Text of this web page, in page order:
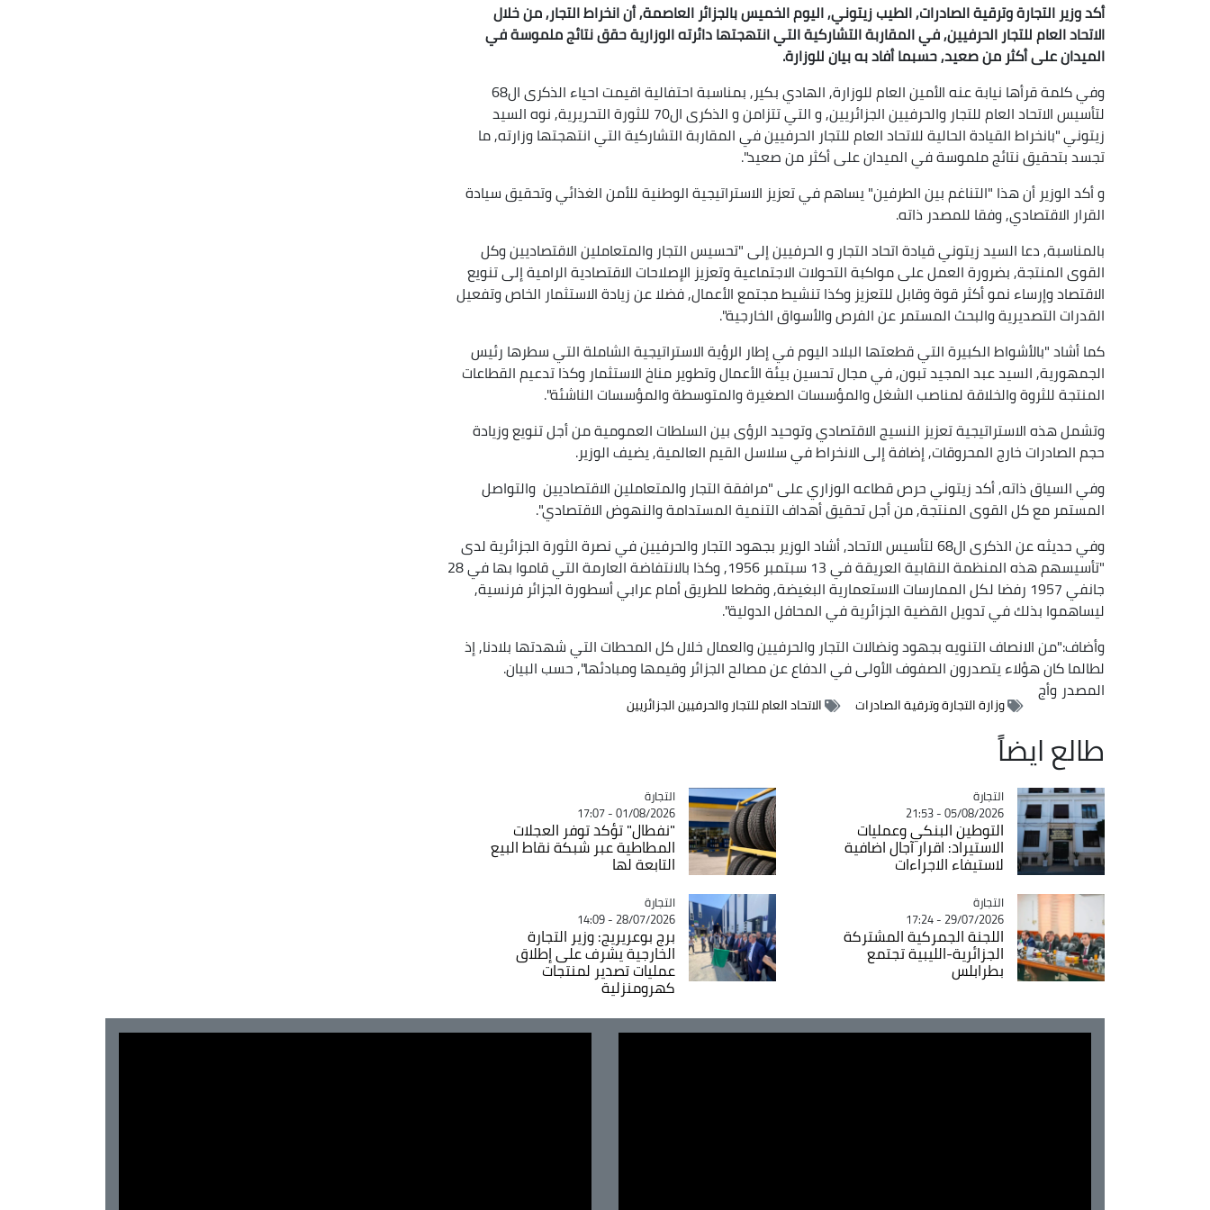
أكد وزير التجارة وترقية الصادرات, الطيب زيتوني, اليوم الخميس بالجزائر العاصمة, أن انخراط التجار, من خلال
الاتحاد العام للتجار الحرفيين, في المقاربة التشاركية التي انتهجتها دائرته الوزارية حقق نتائج ملموسة في
الميدان على أكثر من صعيد, حسبما أفاد به بيان للوزارة.
وفي كلمة قرأها نيابة عنه الأمين العام للوزارة, الهادي بكير, بمناسبة احتفالية اقيمت احياء الذكرى ال68
لتأسيس الاتحاد العام للتجار والحرفيين الجزائريين, و التي تتزامن و الذكرى ال70 للثورة التحريرية, نوه السيد
زيتوني "بانخراط القيادة الحالية للاتحاد العام للتجار الحرفيين في المقاربة التشاركية التي انتهجتها وزارته, ما
تجسد بتحقيق نتائج ملموسة في الميدان على أكثر من صعيد".
و أكد الوزير أن هذا "التناغم بين الطرفين" يساهم في تعزيز الاستراتيجية الوطنية للأمن الغذائي وتحقيق سيادة
القرار الاقتصادي, وفقا للمصدر ذاته.
بالمناسبة, دعا السيد زيتوني قيادة اتحاد التجار و الحرفيين إلى "تحسيس التجار والمتعاملين الاقتصاديين وكل
القوى المنتجة, بضرورة العمل على مواكبة التحولات الاجتماعية وتعزيز الإصلاحات الاقتصادية الرامية إلى تنويع
الاقتصاد وإرساء نمو أكثر قوة وقابل للتعزيز وكذا تنشيط مجتمع الأعمال, فضلا عن زيادة الاستثمار الخاص وتفعيل
القدرات التصديرية والبحث المستمر عن الفرص والأسواق الخارجية".
كما أشاد "بالأشواط الكبيرة التي قطعتها البلاد اليوم في إطار الرؤية الاستراتيجية الشاملة التي سطرها رئيس
الجمهورية, السيد عبد المجيد تبون, في مجال تحسين بيئة الأعمال وتطوير مناخ الاستثمار وكذا تدعيم القطاعات
المنتجة للثروة والخلاقة لمناصب الشغل والمؤسسات الصغيرة والمتوسطة والمؤسسات الناشئة".
وتشمل هذه الاستراتيجية تعزيز النسيج الاقتصادي وتوحيد الرؤى بين السلطات العمومية من أجل تنويع وزيادة
حجم الصادرات خارج المحروقات, إضافة إلى الانخراط في سلاسل القيم العالمية, يضيف الوزير.
وفي السياق ذاته, أكد زيتوني حرص قطاعه الوزاري على "مرافقة التجار والمتعاملين الاقتصاديين والتواصل
المستمر مع كل القوى المنتجة, من أجل تحقيق أهداف التنمية المستدامة والنهوض الاقتصادي".
وفي حديثه عن الذكرى ال68 لتأسيس الاتحاد, أشاد الوزير بجهود التجار والحرفيين في نصرة الثورة الجزائرية لدى
"تأسيسهم هذه المنظمة النقابية العريقة في 13 سبتمبر 1956, وكذا بالانتفاضة العارمة التي قاموا بها في 28
جانفي 1957 رفضا لكل الممارسات الاستعمارية البغيضة, وقطعا للطريق أمام عرابي أسطورة الجزائر فرنسية,
ليساهموا بذلك في تدويل القضية الجزائرية في المحافل الدولية".
وأضاف:"من الانصاف التنويه بجهود ونضالات التجار والحرفيين والعمال خلال كل المحطات التي شهدتها بلادنا, إذ
لطالما كان هؤلاء يتصدرون الصفوف الأولى في الدفاع عن مصالح الجزائر وقيمها ومبادئها", حسب البيان.
المصدر وأج
وزارة التجارة وترقية الصادرات الاتحاد العام للتجار والحرفيين الجزائريين
طالع ايضاً
Catégorie
التجارة
05/08/2026 - 21:53
التوطين البنكي وعمليات
الاستيراد: اقرار آجال اضافية
لاستيفاء الاجراءات
Catégorie
التجارة
01/08/2026 - 17:07
"نفطال" تؤكد توفر العجلات
المطاطية عبر شبكة نقاط البيع
التابعة لها
Catégorie
التجارة
29/07/2026 - 17:24
اللجنة الجمركية المشتركة
الجزائرية-الليبية تجتمع
بطرابلس
Catégorie
التجارة
28/07/2026 - 14:09
برج بوعريريج: وزير التجارة
الخارجية يشرف على إطلاق
عمليات تصدير لمنتجات
كهرومنزلية